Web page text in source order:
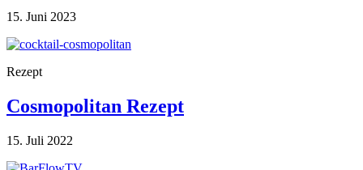
15. Juni 2023
Rezept
Cosmopolitan Rezept
15. Juli 2022